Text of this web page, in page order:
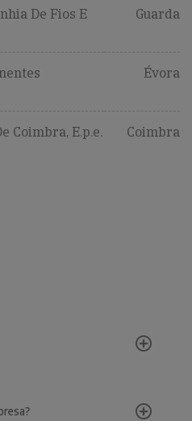
De Fios E
Guarda
Évora
Coimbra, E.p.e. Coimbra